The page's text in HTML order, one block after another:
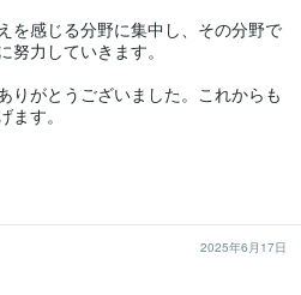
を感じる分野に集中し、その分野で
力していきます。
りがとうございました。これからも
す。
2025年6月17日